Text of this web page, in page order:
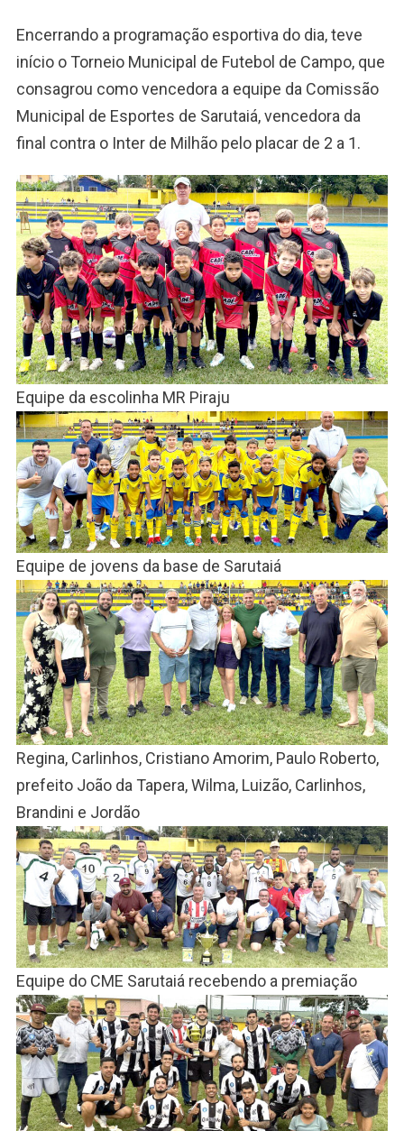
Encerrando a programação esportiva do dia, teve
início o Torneio Municipal de Futebol de Campo, que
consagrou como vencedora a equipe da Comissão
Municipal de Esportes de Sarutaiá, vencedora da
final contra o Inter de Milhão pelo placar de 2 a 1.
Equipe da escolinha MR Piraju
Equipe de jovens da base de Sarutaiá
Regina, Carlinhos, Cristiano Amorim, Paulo Roberto,
prefeito João da Tapera, Wilma, Luizão, Carlinhos,
Brandini e Jordão
Equipe do CME Sarutaiá recebendo a premiação